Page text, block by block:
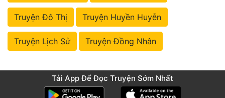
Truyện Đô Thị Truyện Huyền Huyễn
Truyện Lịch Sử Truyện Đồng Nhân
Tải App Để Đọc Truyện Sớm Nhất